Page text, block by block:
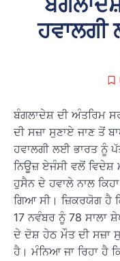
ਬੰਗਲਾਦੇਸ਼ ਦੀ ਅੰਤਰਿਮ
ਦੀ ਸਜ਼ਾ ਸੁਣਾਏ ਜਾਣ ਤੋਂ
ਹਵਾਲਗੀ ਲਈ ਭਾਰਤ ਨੂੰ
ਨਿਊਜ਼ ਏਜੰਸੀ ਵਲੋਂ ਵਿਦੇਸ਼
ਹੁਸੈਨ ਦੇ ਹਵਾਲੇ ਨਾਲ
ਗਿਆ ਸੀ। ਜ਼ਿਕਰਯੋਗ ਹੈ
17 ਨਵੰਬਰ ਨੂੰ 78 ਸਾਲਾ
ਦੇ ਦੋਸ਼ ਹੇਠ ਮੌਤ ਦੀ ਸਜ਼ਾ
ਹੈ। ਮੰਨਿਆ ਜਾ ਰਿਹਾ ਹੈ